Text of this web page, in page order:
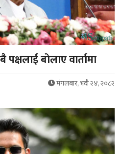
पक्षलाई बोलाए वार्तामा
मंगलबार, भदौ २४, २०८२